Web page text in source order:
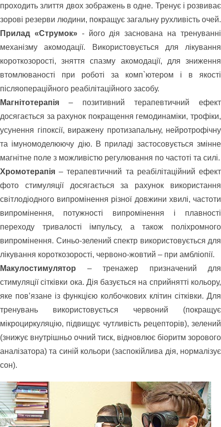
проходить злиття двох зображень в одне. Тренує і розвиває
зорові резерви людини, покращує загальну рухливість очей.
Прилад «Струмок»- його дія заснована на тренуванні
механізму акомодації. Використовується для лікування
короткозорості, зняття спазму акомодації, для зниження
втомлюваності при роботі за комп`ютером і в якості
післяопераційного реабілітаційного засобу.
Магнітотерапія – позитивний терапевтичний ефект
досягається за рахунок покращення гемодинаміки, трофіки,
усунення гіпоксії, виражену протизапальну, нейротрофічну
та імуномоделюючу дію. В приладі застосовується змінне
магнітне поле з можливістю регулювання по частоті та силі.
Хромотерапія – терапевтичний та реабілітаційний ефект
фото стимуляції досягається за рахунок використання
світлодіодного випромінення різної довжини хвилі, частоти
випромінення, потужності випромінення і плавності
переходу тривалості імпульсу, а також поліхромного
випромінення. Синьо-зелений спектр використовується для
лікування короткозорості, червоно-жовтий – при амбліопії.
Макулостимулятор – тренажер призначений для
стимуляції сітківки ока. Дія базується на сприйнятті кольору,
яке пов’язане із функцією колбочкових клітин сітківки. Для
тренувань використовується червоний (покращує
мікроциркуляцію, підвищує чутливість рецепторів), зелений
(знижує внутрішньо очний тиск, відновлює біоритм зорового
аналізатора) та синій кольори (заспокійлива дія, нормалізує
сон).